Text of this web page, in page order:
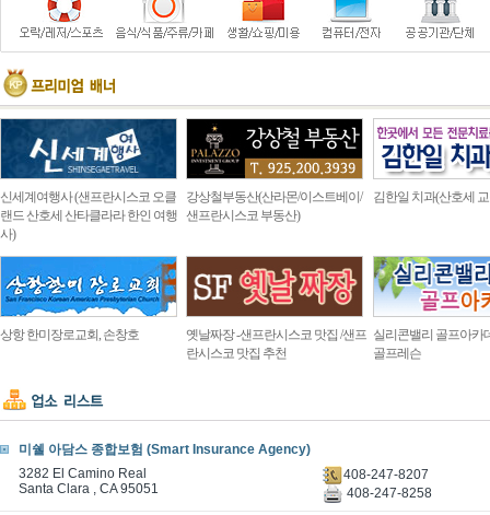
신세계여행사 (샌프란시스코 오클
랜드 산호세 산타클라라 한인 여행
사)
강상철부동산(산라몬/이스트베이/
샌프란시스코 부동산)
김한일 치과(산호세
상항 한미장로교회, 손창호
옛날짜장 -샌프란시스코 맛집 /샌프
란시스코 맛집 추천
실리콘밸리 골프아카
골프레슨
미쉘 아담스 종합보험 (Smart Insurance Agency)
3282 El Camino Real
Santa Clara , CA 95051
408-247-8207
408-247-8258